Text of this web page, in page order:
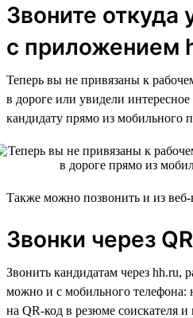
Звоните откуда
с приложением
Теперь вы не привязаны к
в дороге или увидели
кандидату прямо из мобильного
Также можно позвонить и из веб-
Звонки через
Звонить кандидатам через hh.ru,
можно и с мобильного телефона:
на QR-код в резюме соискателя